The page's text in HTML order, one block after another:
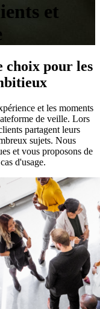
et
choix pour les
et les moments
de veille. Lors
partagent leurs
sujets. Nous
et vous proposons de
d'usage.